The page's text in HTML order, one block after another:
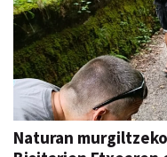
Naturan